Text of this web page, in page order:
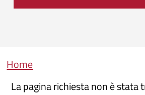
Briciole di pane
Home
La pagina richiesta non è stata